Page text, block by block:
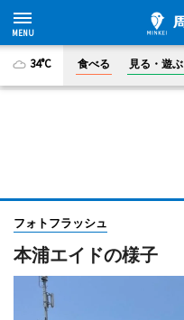
34°C 食べる 見る・遊ぶ
フォトフラッシュ
本浦エイドの様子